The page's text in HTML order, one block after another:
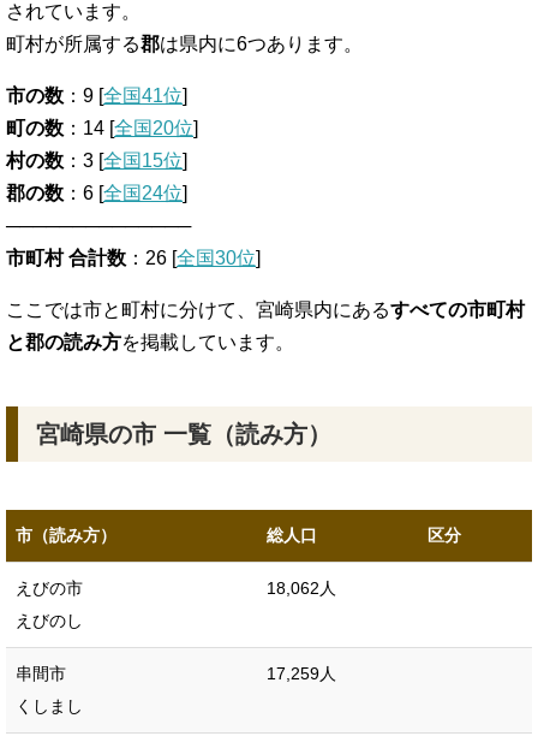
されています。
町村が所属する郡は県内に6つあります。
市の数 ：9 [全国41位]
町の数 ：14 [全国20位]
村の数 ：3 [全国15位]
郡の数 ：6 [全国24位]
──────────────
市町村 合計数 ：26 [全国30位]
ここでは市と町村に分けて、宮崎県内にあるすべての市町村
と郡の読み方を掲載しています。
宮崎県の市 一覧（読み方）
市（読み方） 総人口 区分
えびの市
えびのし
18,062人
串間市
くしまし
17,259人